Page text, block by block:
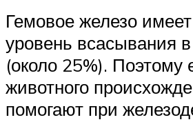
Гемовое железо
уровень всасывания
(около 25%). Поэтому
животного
помогают при